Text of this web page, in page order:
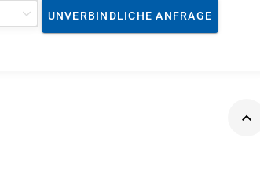
UNVERBINDLICHE ANFRAGE